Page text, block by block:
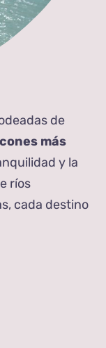
de
más
y la
ríos
cada destino